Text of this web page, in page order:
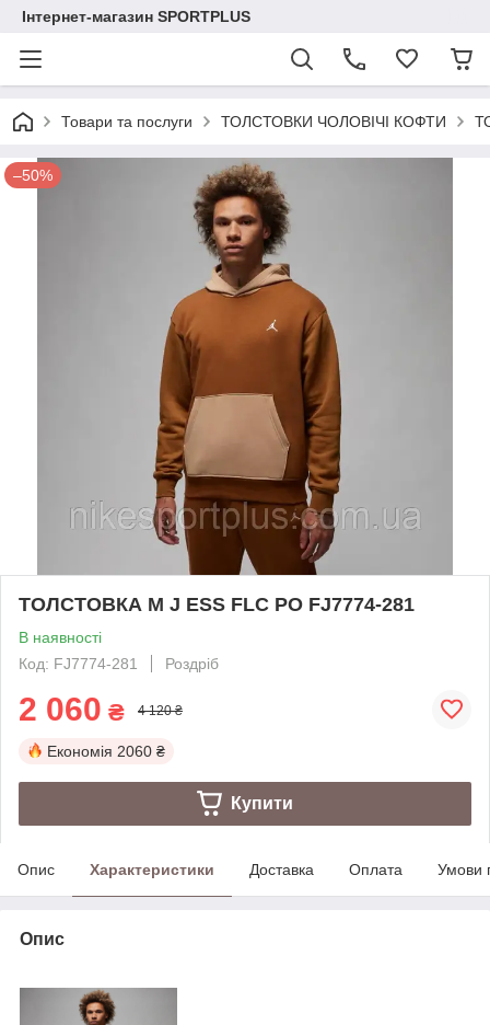
Інтернет-магазин SPORTPLUS
Товари та послуги ТОЛСТОВКИ ЧОЛОВІЧІ КОФТИ
–50%
ТОЛСТОВКА M J ESS FLC PO FJ7774-281
В наявності
Код: FJ7774-281
Роздріб
2 060 ₴ 4 120 ₴
Економія 2060 ₴
Купити
Опис Характеристики Доставка Оплата Умови
Опис